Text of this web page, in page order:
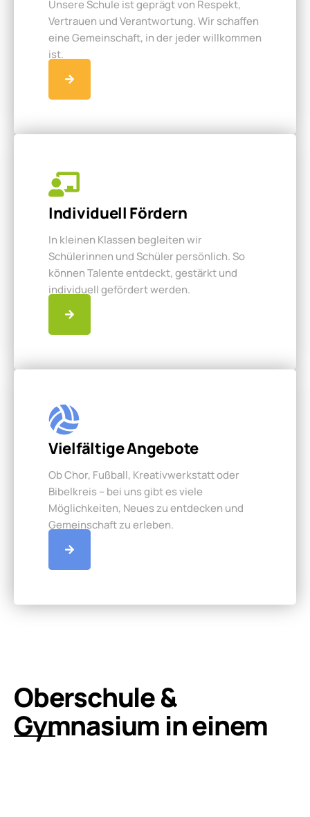
Unsere Schule ist geprägt von Respekt,
Vertrauen und Verantwortung. Wir schaffen
eine Gemeinschaft, in der jeder willkommen
ist.
Individuell Fördern
In kleinen Klassen begleiten wir
Schülerinnen und Schüler persönlich. So
können Talente entdeckt, gestärkt und
individuell gefördert werden.
Vielfältige Angebote
Ob Chor, Fußball, Kreativwerkstatt oder
Bibelkreis – bei uns gibt es viele
Möglichkeiten, Neues zu entdecken und
Gemeinschaft zu erleben.
Oberschule &
Gymnasium in einem